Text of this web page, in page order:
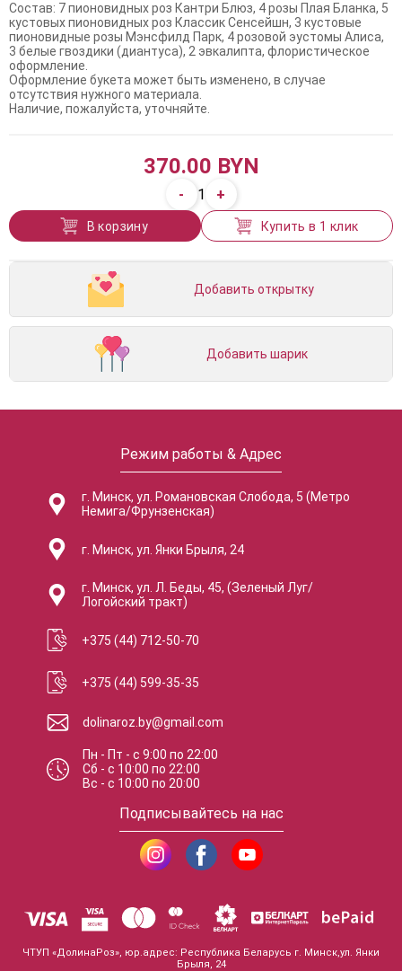
Состав: 7 пионовидных роз Кантри Блюз, 4 розы Плая Бланка, 5
кустовых пионовидных роз Классик Сенсейшн, 3 кустовые
пионовидные розы Мэнсфилд Парк, 4 розовой эустомы Алиса,
3 белые гвоздики (диантуса), 2 эвкалипта, флористическое
оформление.
Оформление букета может быть изменено, в случае
отсутствия нужного материала.
Наличие, пожалуйста, уточняйте.
370.00 BYN
- 1 +
В корзину Купить в 1 клик
Добавить открытку
Добавить шарик
Режим работы & Адрес
г. Минск, ул. Романовская Слобода, 5 (Метро
Немига/Фрунзенская)
г. Минск, ул. Янки Брыля, 24
г. Минск, ул. Л. Беды, 45, (Зеленый Луг/
Логойский тракт)
+375 (44) 712-50-70
+375 (44) 599-35-35
dolinaroz.by@gmail.com
Пн - Пт -с 9:00по 22:00
Сб -с 10:00по 22:00
Вс -с 10:00по 20:00
Подписывайтесь на нас
ЧТУП «ДолинаРоз», юр.адрес: Республика Беларусь г. Минск,ул. Янки
Брыля, 24